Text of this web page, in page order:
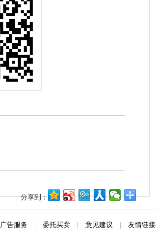
分享到：
广告服务 委托买卖 意见建议 友情链接